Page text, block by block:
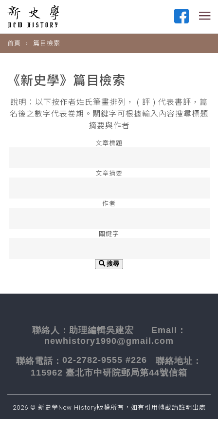
首頁 篇目檢索
《新史學》篇目檢索
說明：以下按作者姓氏筆畫排列， ( 評 ) 代表書評，篇
名後之數字代表卷期。關鍵字可根據輸入內容搜尋標題
摘要與作者
文章標題
文章摘要
作者
關鍵字
搜尋
聯絡人： 助理編輯吳建宏 Email：
newhistory1990@gmail.com
聯絡電話： 02-2782-9555 #226 聯絡地址：
115962 臺北市中研院郵局第44號信箱
2026 © 新史學New History版權所有，如有引用轉載請註明出處